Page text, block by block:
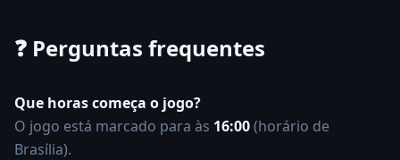
❓ Perguntas frequentes
Que horas começa o jogo?
O jogo está marcado para às 16:00(horário de
Brasília).